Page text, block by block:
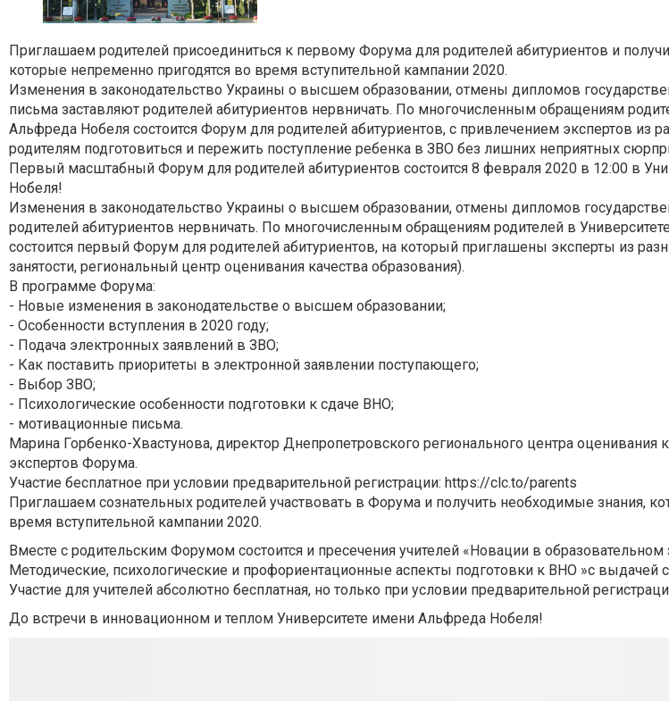
Приглашаем родителей присоединиться к первому Форума для родителей абитуриентов и
которые непременно пригодятся во время вступительной кампании 2020.
Изменения в законодательство Украины о высшем образовании, отмены дипломов
письма заставляют родителей абитуриентов нервничать. По многочисленным обращениям
Альфреда Нобеля состоится Форум для родителей абитуриентов, с привлечением экспертов из
родителям подготовиться и пережить поступление ребенка в ЗВО без лишних неприятных
Первый масштабный Форум для родителей абитуриентов состоится 8 февраля 2020 в 12:00 в
Нобеля!
Изменения в законодательство Украины о высшем образовании, отмены дипломов
родителей абитуриентов нервничать. По многочисленным обращениям родителей в
состоится первый Форум для родителей абитуриентов, на который приглашены эксперты из
занятости, региональный центр оценивания качества образования).
В программе Форума:
- Новые изменения в законодательстве о высшем образовании;
- Особенности вступления в 2020 году;
- Подача электронных заявлений в ЗВО;
- Как поставить приоритеты в электронной заявлении поступающего;
- Выбор ЗВО;
- Психологические особенности подготовки к сдаче ВНО;
- мотивационные письма.
Марина Горбенко-Хвастунова, директор Днепропетровского регионального центра оценивания
экспертов Форума.
Участие бесплатное при условии предварительной регистрации: https://clc.to/parents
Приглашаем сознательных родителей участвовать в Форума и получить необходимые знания,
время вступительной кампании 2020.
Вместе с родительским Форумом состоится и пресечения учителей «Новации в образовательном
Методические, психологические и профориентационные аспекты подготовки к ВНО »с выдачей
Участие для учителей абсолютно бесплатная, но только при условии предварительной
До встречи в инновационном и теплом Университете имени Альфреда Нобеля!